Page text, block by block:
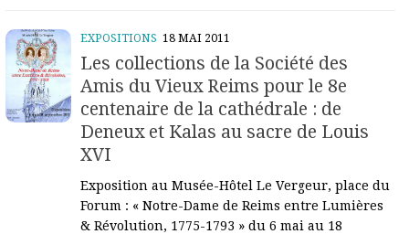
EXPOSITIONS 18 MAI 2011
Les collections de la Société des
Amis du Vieux Reims pour le 8e
centenaire de la cathédrale : de
Deneux et Kalas au sacre de Louis
XVI
Exposition au Musée-Hôtel Le Vergeur, place du
Forum : « Notre-Dame de Reims entre Lumières
& Révolution, 1775-1793 » du 6 mai au 18